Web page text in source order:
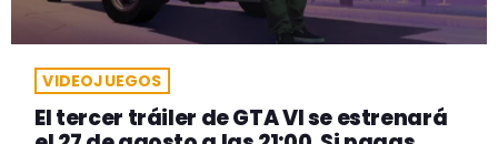
VIDEOJUEGOS
El tercer tráiler de GTA VI se estrenará